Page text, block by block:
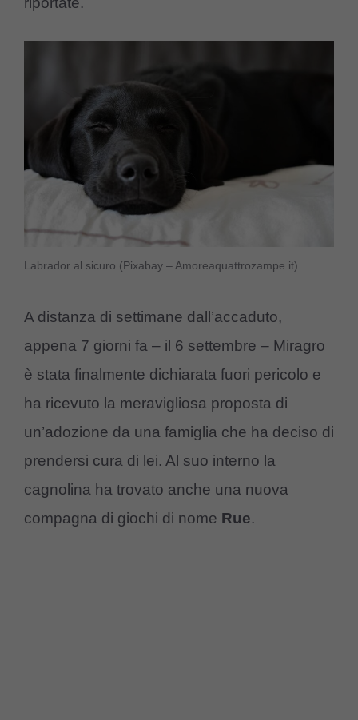
Labrador al sicuro (Pixabay – Amoreaquattrozampe.it)
A distanza di settimane dall’accaduto,
appena 7 giorni fa – il 6 settembre – Miragro
è stata finalmente dichiarata fuori pericolo e
ha ricevuto la meravigliosa proposta di
un’adozione da una famiglia che ha deciso di
prendersi cura di lei. Al suo interno la
cagnolina ha trovato anche una nuova
compagna di giochi di nome Rue.